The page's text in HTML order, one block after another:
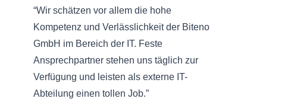
Wir schätzen vor allem die hohe
Kompetenz und Verlässlichkeit der Biteno
GmbH im Bereich der IT. Feste
Ansprechpartner stehen uns täglich zur
Verfügung und leisten als externe IT-
Abteilung einen tollen Job.